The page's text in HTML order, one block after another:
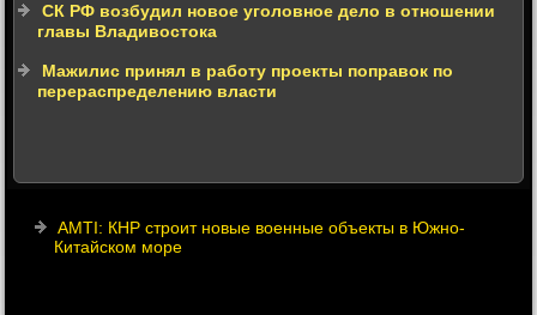
СК РФ возбудил новое уголовное дело в отношении
главы Владивостока
Мажилис принял в работу проекты поправок по
перераспределению власти
AMTI: КНР строит новые военные объекты в Южно-
Китайском море